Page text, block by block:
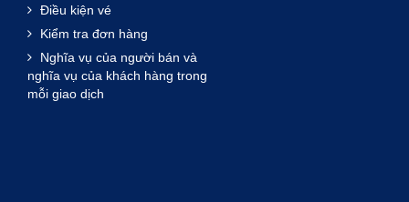
Điều kiện vé
Kiểm tra đơn hàng
Nghĩa vụ của người bán và
nghĩa vụ của khách hàng trong
mỗi giao dịch